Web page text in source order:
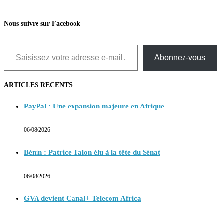
Nous suivre sur Facebook
Saisissez votre adresse e-mail…
Abonnez-vous
ARTICLES RECENTS
PayPal : Une expansion majeure en Afrique
06/08/2026
Bénin : Patrice Talon élu à la tête du Sénat
06/08/2026
GVA devient Canal+ Telecom Africa